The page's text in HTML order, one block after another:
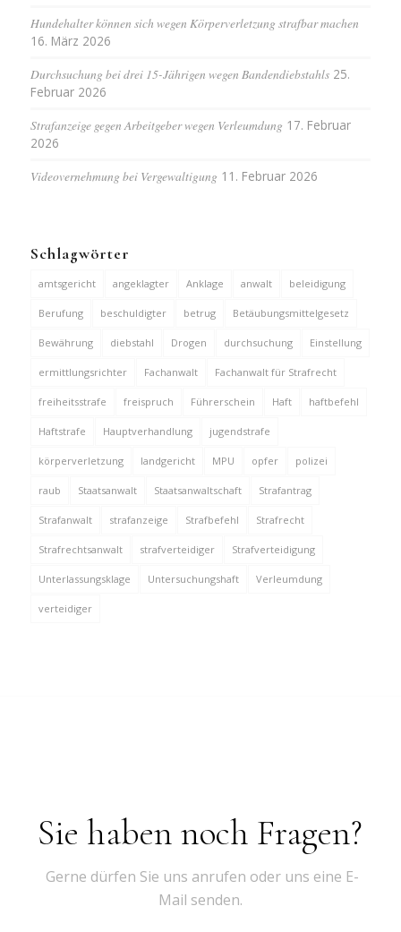
Hundehalter können sich wegen Körperverletzung strafbar machen
16. März 2026
Durchsuchung bei drei 15-Jährigen wegen Bandendiebstahls 25.
Februar 2026
Strafanzeige gegen Arbeitgeber wegen Verleumdung 17. Februar
2026
Videovernehmung bei Vergewaltigung 11. Februar 2026
Schlagwörter
amtsgericht angeklagter Anklage anwalt beleidigung
Berufung beschuldigter betrug Betäubungsmittelgesetz
Bewährung diebstahl Drogen durchsuchung Einstellung
ermittlungsrichter Fachanwalt Fachanwalt für Strafrecht
freiheitsstrafe freispruch Führerschein Haft haftbefehl
Haftstrafe Hauptverhandlung jugendstrafe
körperverletzung landgericht MPU opfer polizei
raub Staatsanwalt Staatsanwaltschaft Strafantrag
Strafanwalt strafanzeige Strafbefehl Strafrecht
Strafrechtsanwalt strafverteidiger Strafverteidigung
Unterlassungsklage Untersuchungshaft Verleumdung
verteidiger
Sie haben noch Fragen?
Gerne dürfen Sie uns anrufen oder uns eine E-
Mail senden.